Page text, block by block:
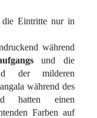
Eintritte nur in
während
und die
der milderen
während des
hatten einen
Farben auf